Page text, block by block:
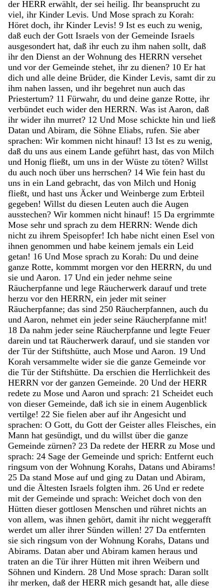
der HERR erwählt, der sei heilig. Ihr beansprucht zu
viel, ihr Kinder Levis. Und Mose sprach zu Korah:
Höret doch, ihr Kinder Levis! 9 Ist es euch zu wenig,
daß euch der Gott Israels von der Gemeinde Israels
ausgesondert hat, daß ihr euch zu ihm nahen sollt, daß
ihr den Dienst an der Wohnung des HERRN versehet
und vor der Gemeinde stehet, ihr zu dienen? 10 Er hat
dich und alle deine Brüder, die Kinder Levis, samt dir zu
ihm nahen lassen, und ihr begehret nun auch das
Priestertum? 11 Fürwahr, du und deine ganze Rotte, ihr
verbündet euch wider den HERRN. Was ist Aaron, daß
ihr wider ihn murret? 12 Und Mose schickte hin und ließ
Datan und Abiram, die Söhne Eliabs, rufen. Sie aber
sprachen: Wir kommen nicht hinauf! 13 Ist es zu wenig,
daß du uns aus einem Lande geführt hast, das von Milch
und Honig fließt, um uns in der Wüste zu töten? Willst
du auch noch über uns herrschen? 14 Wie fein hast du
uns in ein Land gebracht, das von Milch und Honig
fließt, und hast uns Äcker und Weinberge zum Erbteil
gegeben! Willst du diesen Leuten auch die Augen
ausstechen? Wir kommen nicht hinauf! 15 Da ergrimmte
Mose sehr und sprach zu dem HERRN: Wende dich
nicht zu ihrem Speisopfer! Ich habe nicht einen Esel von
ihnen genommen und habe keinem jemals ein Leid
getan! 16 Und Mose sprach zu Korah: Du und deine
ganze Rotte, kommmt morgen vor den HERRN, du und
sie und Aaron. 17 Und ein jeder nehme seine
Räucherpfanne und lege Räucherwerk darauf und trete
herzu vor den HERRN, ein jeder mit seiner
Räucherpfanne; das sind 250 Räucherpfannen, auch du
und Aaron, nehmet ein jeder seine Räucherpfanne mit!
18 Da nahm jeder seine Räucherpfanne und legte Feuer
darein und tat Räucherwerk darauf, und sie standen vor
der Tür der Stiftshütte, auch Mose und Aaron. 19 Und
Korah versammelte wider sie die ganze Gemeinde vor
die Tür der Stiftshütte. Da erschien die Herrlichkeit des
HERRN vor der ganzen Gemeinde. 20 Und der HERR
redete zu Mose und Aaron und sprach: 21 Scheidet euch
von dieser Gemeinde, daß ich sie in einem Augenblick
vertilge! 22 Sie fielen aber auf ihr Angesicht und
sprachen: O Gott, du Gott der Geister alles Fleisches, ein
Mann hat gesündigt, und du willst über die ganze
Gemeinde zürnen? 23 Da redete der HERR zu Mose und
sprach: 24 Sage der Gemeinde und sprich: Entfernt euch
ringsum von der Wohnung Korahs, Datans und Abirams!
25 Da stand Mose auf und ging zu Datan und Abiram,
und die Ältesten Israels folgten ihm. 26 Und er redete
mit der Gemeinde und sprach: Weichet doch von den
Hütten dieser gottlosen Menschen und rühret nichts an
von allem, was ihnen gehört, damit ihr nicht weggerafft
werdet um aller ihrer Sünden willen! 27 Da entfernten
sie sich ringsum von der Wohnung Korahs, Datans und
Abirams. Datan aber und Abiram kamen heraus und
traten an die Tür ihrer Hütten mit ihren Weibern und
Söhnen und Kindern. 28 Und Mose sprach: Daran sollt
ihr merken, daß der HERR mich gesandt hat, alle diese